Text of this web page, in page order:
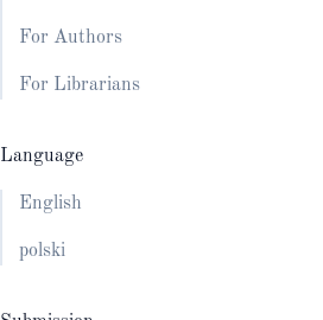
For Authors
For Librarians
Language
English
polski